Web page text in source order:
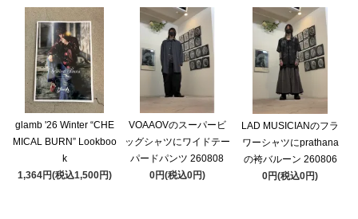
glamb '26 Winter “CHE
MICAL BURN” Lookboo
k
1,364円(税込1,500円)
VOAAOVのスーパービ
ッグシャツにワイドテー
パードパンツ 260808
0円(税込0円)
LAD MUSICIANのフラ
ワーシャツにprathana
の袴バルーン 260806
0円(税込0円)